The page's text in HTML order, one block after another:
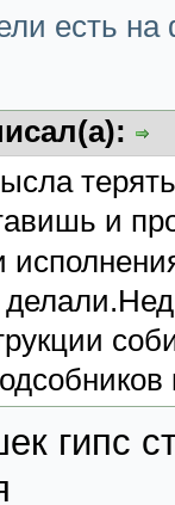
есть
и
гипс